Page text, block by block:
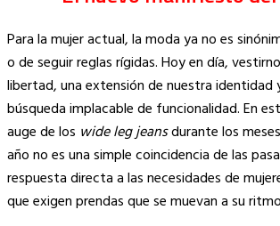
Para la mujer actual, la moda ya no es
o de seguir reglas rígidas. Hoy en día,
libertad, una extensión de nuestra identidad
búsqueda implacable de funcionalidad. En
auge de los wide leg jeansdurante los
año no es una simple coincidencia de las
respuesta directa a las necesidades de
que exigen prendas que se muevan a su